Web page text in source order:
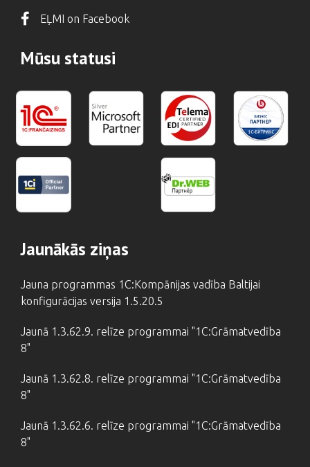
EĻMI on Facebook
Mūsu statusi
Jaunākās ziņas
Jauna programmas 1C:Kompānijas vadība Baltijai
konfigurācijas versija 1.5.20.5
Jaunā 1.3.62.9. relīze programmai "1C:Grāmatvedība
8"
Jaunā 1.3.62.8. relīze programmai "1C:Grāmatvedība
8"
Jaunā 1.3.62.6. relīze programmai "1C:Grāmatvedība
8"